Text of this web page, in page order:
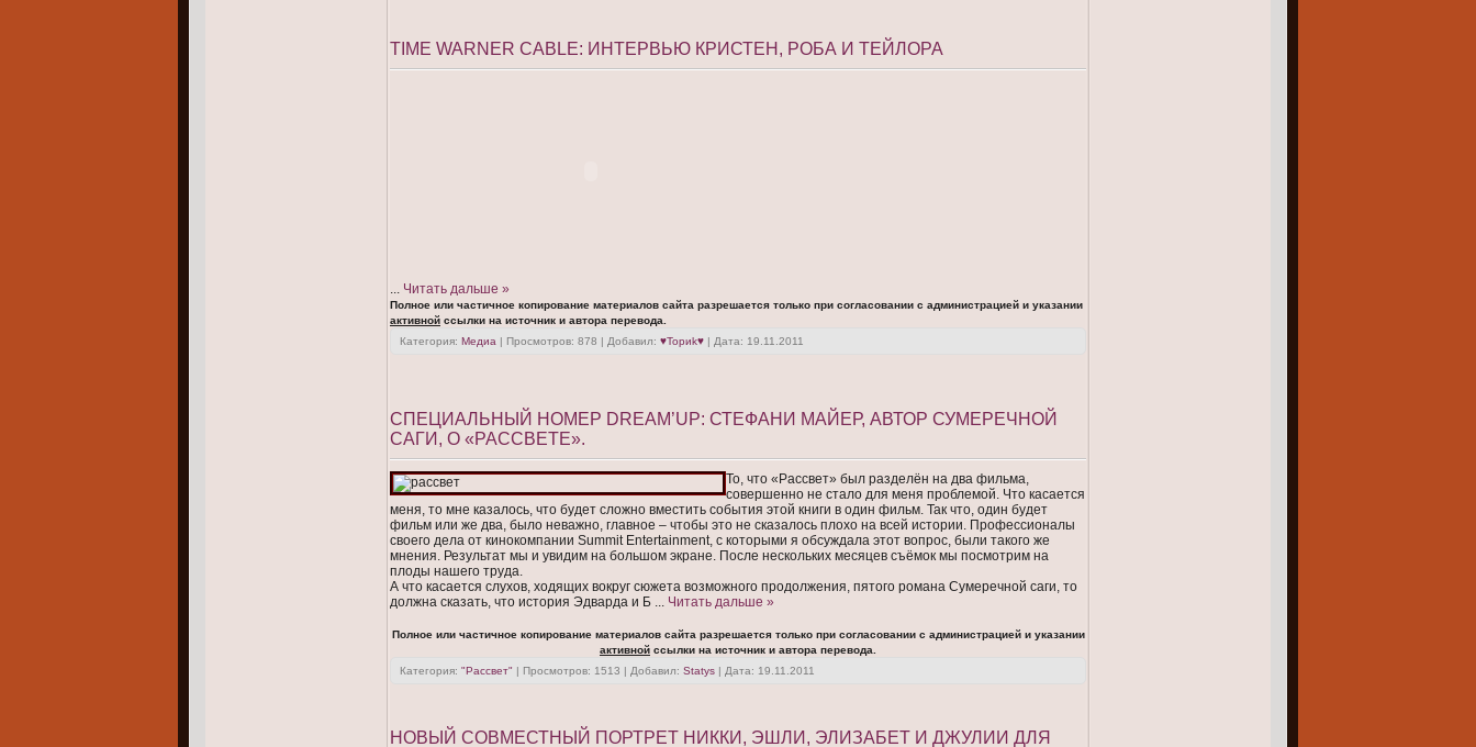
TIME WARNER CABLE: ИНТЕРВЬЮ КРИСТЕН, РОБА И ТЕЙЛОРА
... Читать дальше »
Полное или частичное копирование материалов сайта разрешается только при согласовании с администрацией и указании
активной ссылки на источник и автора перевода.
Категория: Медиа | Просмотров: 878 | Добавил: ♥Toриk♥ | Дата: 19.11.2011
СПЕЦИАЛЬНЫЙ НОМЕР DREAM’UP: СТЕФАНИ МАЙЕР, АВТОР СУМЕРЕЧНОЙ
САГИ, О «РАССВЕТЕ».
То, что «Рассвет» был разделён на два фильма,
совершенно не стало для меня проблемой. Что касается
меня, то мне казалось, что будет сложно вместить события этой книги в один фильм. Так что, один будет
фильм или же два, было неважно, главное – чтобы это не сказалось плохо на всей истории. Профессионалы
своего дела от кинокомпании Summit Entertainment, с которыми я обсуждала этот вопрос, были такого же
мнения. Результат мы и увидим на большом экране. После нескольких месяцев съёмок мы посмотрим на
плоды нашего труда.
А что касается слухов, ходящих вокруг сюжета возможного продолжения, пятого романа Сумеречной саги, то
должна сказать, что история Эдварда и Б ... Читать дальше »
Полное или частичное копирование материалов сайта разрешается только при согласовании с администрацией и указании
активной ссылки на источник и автора перевода.
Категория: "Рассвет" | Просмотров: 1513 | Добавил: Statys | Дата: 19.11.2011
НОВЫЙ СОВМЕСТНЫЙ ПОРТРЕТ НИККИ, ЭШЛИ, ЭЛИЗАБЕТ И ДЖУЛИИ ДЛЯ